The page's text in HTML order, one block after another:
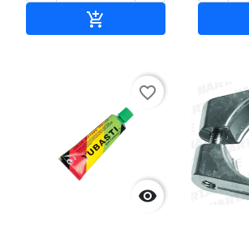


favorite_border